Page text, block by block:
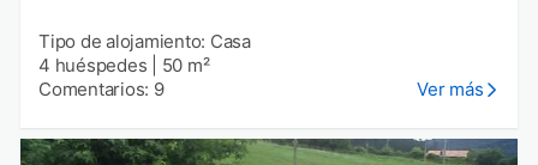
Tipo de alojamiento: Casa
4 huéspedes
50 m²
Comentarios: 9
Ver más